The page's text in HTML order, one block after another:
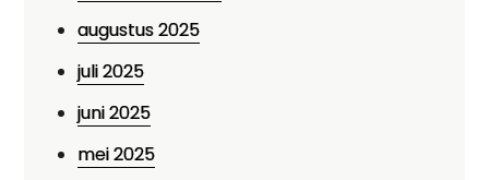
augustus 2025
juli 2025
juni 2025
mei 2025